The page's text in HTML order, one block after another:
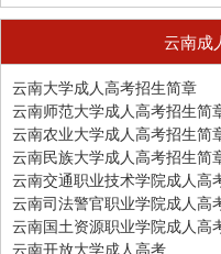
云南成
云南大学成人高考招生简章
云南师范大学成人高考招生简
云南农业大学成人高考招生简
云南民族大学成人高考招生简
云南交通职业技术学院成人高
云南司法警官职业学院成人高
云南国土资源职业学院成人高
云南开放大学成人高考